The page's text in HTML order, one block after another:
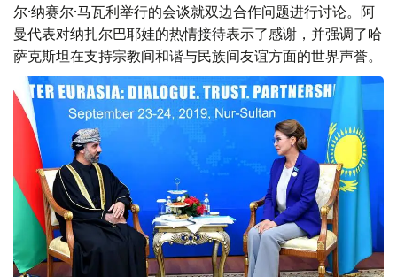
尔·纳赛尔·马瓦利举行的会谈就双边合作问题进行讨论。阿
曼代表对纳扎尔巴耶娃的热情接待表示了感谢，并强调了哈
萨克斯坦在支持宗教间和谐与民族间友谊方面的世界声誉。